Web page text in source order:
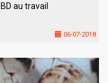
au travail
06-07-2018